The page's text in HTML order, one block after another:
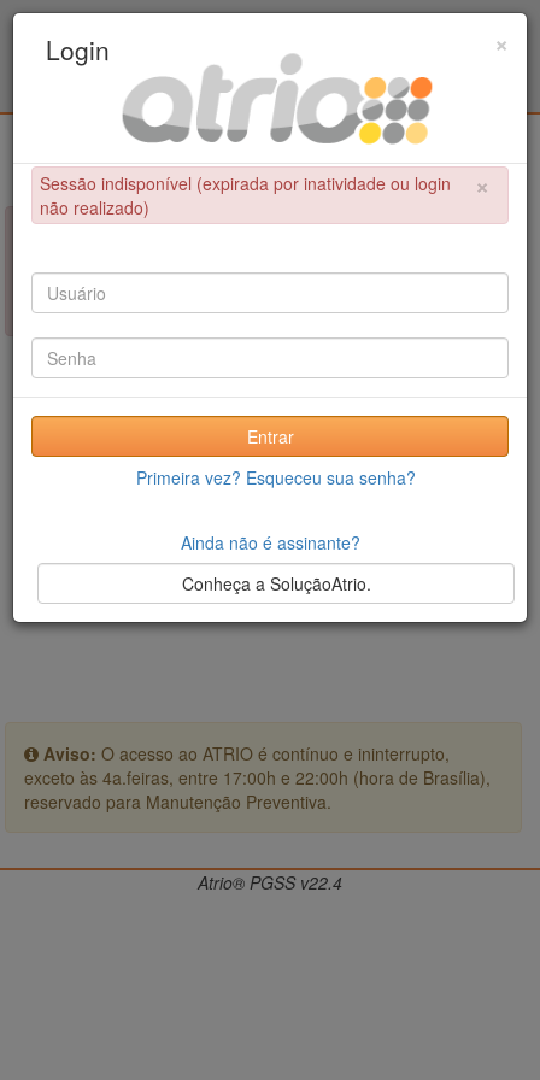
Metalúrgica e de Materiais - COPPE / UFRJ
×
NÃO FOI POSSÍVEL CONCLUIR A OPERAÇÃO
Sessão indisponível (expirada por inatividade ou login não
realizado)
Aviso: O acesso ao ATRIO é contínuo e ininterrupto,
exceto às 4a.feiras, entre 17:00h e 22:00h (hora de Brasília),
reservado para Manutenção Preventiva.
×
Login
×
Sessão indisponível (expirada por inatividade ou login
não realizado)
Entrar
Primeira vez? Esqueceu sua senha?
Ainda não é assinante?
Conheça a SoluçãoAtrio.
Atrio® PGSS v22.4